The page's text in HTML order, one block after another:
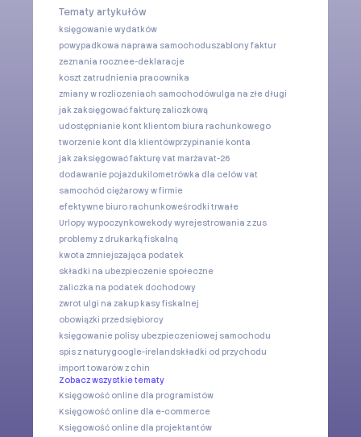
Tematy artykułów
księgowanie wydatków
powypadkowa naprawa samochoduszablony faktur
zeznania rocznee-deklaracje
koszt zatrudnienia pracownika
zmiany w rozliczeniach samochodówulga na złe długi
jak zaksięgować fakturę zaliczkową
udostępnianie kont klientom biura rachunkowego
tworzenie kont dla klientówprzypinanie konta
jak zaksięgować fakturę vat marżavat-26
dodawanie pojazdukilometrówka dla celów vat
samochód ciężarowy w firmie
efektywne biuro rachunkoweśrodki trwałe
Urlopy wypoczynkowekody wyrejestrowania z zus
problemy z drukarką fiskalną
kwota zmniejszająca podatek
składki na ubezpieczenie społeczne
zaliczka na podatek dochodowy
zwrot ulgi na zakup kasy fiskalnej
obowiązki przedsiębiorcy
księgowanie polisy ubezpieczeniowej samochodu
spis z naturygoogle-irelandskładki od przychodu
import towarów z chin
Zobacz wszystkie tematy
Księgowość online dla programistów
Księgowość online dla e-commerce
Księgowość online dla projektantów